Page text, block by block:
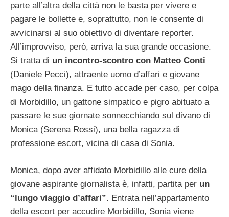
parte all’altra della città non le basta per vivere e
pagare le bollette e, soprattutto, non le consente di
avvicinarsi al suo obiettivo di diventare reporter.
All’improvviso, però, arriva la sua grande occasione.
Si tratta di un incontro-scontro con Matteo Conti
(Daniele Pecci), attraente uomo d’affari e giovane
mago della finanza. E tutto accade per caso, per colpa
di Morbidillo, un gattone simpatico e pigro abituato a
passare le sue giornate sonnecchiando sul divano di
Monica (Serena Rossi), una bella ragazza di
professione escort, vicina di casa di Sonia.
Monica, dopo aver affidato Morbidillo alle cure della
giovane aspirante giornalista è, infatti, partita per un
“lungo viaggio d’affari”. Entrata nell’appartamento
della escort per accudire Morbidillo, Sonia viene